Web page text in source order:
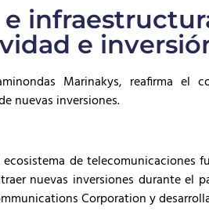
e
Marinakys, reafirma el
nuevas inversiones.
de telecomunicaciones
nuevas inversiones durante el
Corporation y